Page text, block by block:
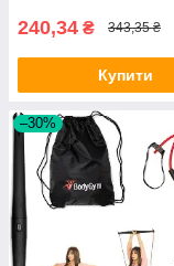
240,34 ₴ 343,35 ₴
Купити
–30%